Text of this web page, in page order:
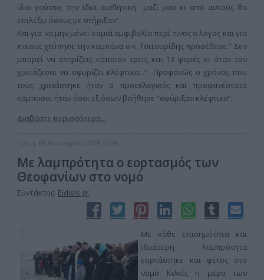
ίδιο γούστο, την ίδια αισθητική μαζί μου κι από αυτούς θα
επιλέξω όσους με στήριξαν”.
Και για να μην μένει καμιά αμφιβολία περί τίνος ο λόγος και για
ποιους χτύπησε την καμπάνα ο κ. Τσιτουρίδης προσέθεσε:” Δεν
μπορεί να στηρίζεις κάποιον τρεις και 13 φορές κι όταν τον
χρειάζεσαι να σφυρίζει κλέφτικα...” Προφανώς ο χρόνος που
τους χρειάστηκε ήταν ο προεκλογικός και προφανέστατα
κάμποσοι ήταν όσοι εξ όσων βοήθησε “σφύριξαν κλέφτικα”.
Διαβάστε περισσότερα...
Τρίτη, 08 Ιανουαρίου 2008 10:06
Mε λαμπρότητα ο εορτασμός των
Θεοφανίων στο νομό
Συντάκτης: Eidisis.gr
Με κάθε επισημότητα και
ιδιαίτερη λαμπρότητα
εορτάστηκε και φέτος στο
νομό Κιλκίς η μέρα των